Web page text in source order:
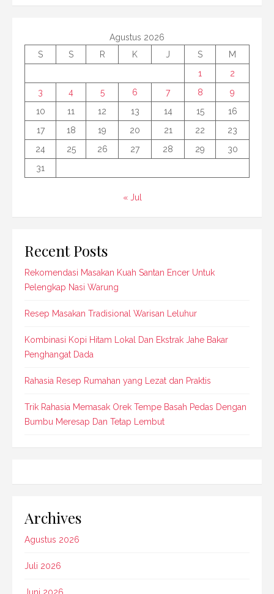
Agustus 2026
S
S R K J S
M
1
2
3
4 5 6 7 8
9
10
11 12 13 14 15
16
17
18 19 20 21 22
23
24
25 26 27 28 29
30
31
« Jul
Recent Posts
Rekomendasi Masakan Kuah Santan Encer Untuk
Pelengkap Nasi Warung
Resep Masakan Tradisional Warisan Leluhur
Kombinasi Kopi Hitam Lokal Dan Ekstrak Jahe Bakar
Penghangat Dada
Rahasia Resep Rumahan yang Lezat dan Praktis
Trik Rahasia Memasak Orek Tempe Basah Pedas Dengan
Bumbu Meresap Dan Tetap Lembut
Archives
Agustus 2026
Juli 2026
Juni 2026